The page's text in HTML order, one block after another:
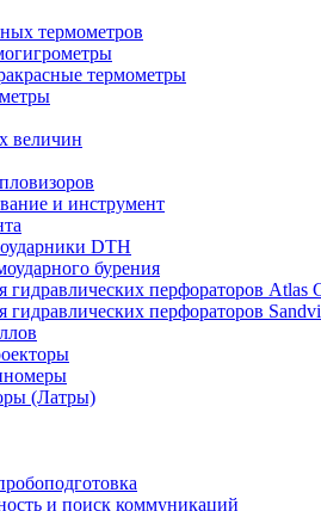
термометров
термометры
величин
и инструмент
DTH
бурения
гидравлических перфораторов Atlas
гидравлических перфораторов
(Латры)
и поиск коммуникаций